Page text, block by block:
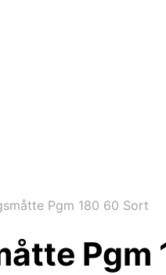
Pgm 180 60 Sort
Pgm